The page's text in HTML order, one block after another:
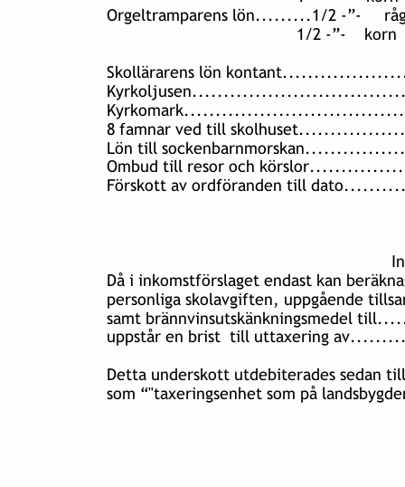
Orgeltramparens lön.........1/2 -”-     råg   “
1/2 -”-    korn  “     9  “
Skollärarens lön
8 famnar ved till
Lön till
Ombud till resor och
Förskott av ordföranden till
Då i inkomstförslaget endast kan
personliga skolavgiften, uppgående
samt brännvinsutskänkningsmedel
uppstår en brist  till uttaxering
Detta underskott utdebiterades sedan
som “"taxeringsenhet som på